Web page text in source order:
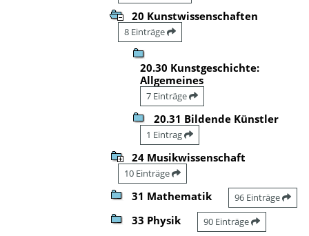
20 Kunstwissenschaften
8 Einträge
20.30 Kunstgeschichte:
Allgemeines
7 Einträge
20.31 Bildende Künstler
1 Eintrag
24 Musikwissenschaft
10 Einträge
31 Mathematik 96 Einträge
33 Physik 90 Einträge